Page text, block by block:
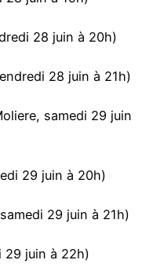
28 juin à 20h)
28 juin à 21h)
samedi 29 juin
29 juin à 20h)
29 juin à 21h)
29 juin à 22h)